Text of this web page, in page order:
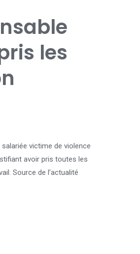
les
salariée victime de violence
avoir pris toutes les
Source de l’actualité